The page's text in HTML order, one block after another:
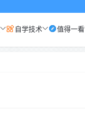
自学技术 值得一看